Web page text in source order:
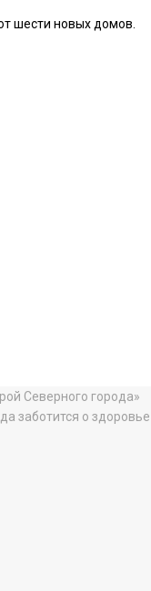
шести новых домов.